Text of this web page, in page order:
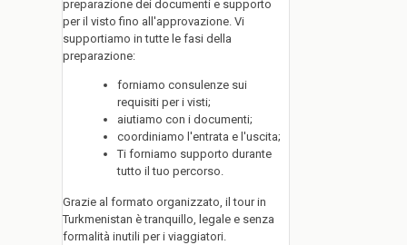
preparazione dei documenti e supporto
per il visto fino all'approvazione. Vi
supportiamo in tutte le fasi della
preparazione:
forniamo consulenze sui
requisiti per i visti;
aiutiamo con i documenti;
coordiniamo l'entrata e l'uscita;
Ti forniamo supporto durante
tutto il tuo percorso.
Grazie al formato organizzato, il tour in
Turkmenistan è tranquillo, legale e senza
formalità inutili per i viaggiatori.